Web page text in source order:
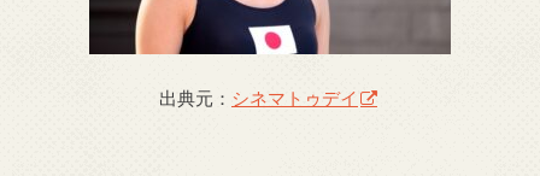
出典元： シネマトゥデイ